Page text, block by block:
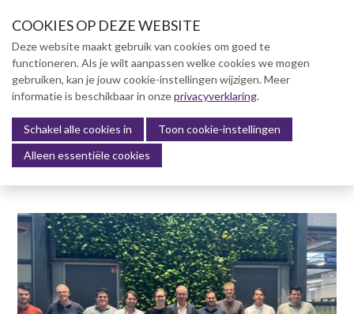
J
m
t
Menu
Over NVBK
NVBK Leden
Lidmaatschap
Kennisbank
Dag van de Bouwkosten 2025
Magazine
Kostenmanagement Bouw &
Infra (KM)
ABK-model 2023
COOKIES OP DEZE WEBSITE
Deze website maakt gebruik van cookies om goed te
functioneren. Als je wilt aanpassen welke cookies we mogen
gebruiken, kan je jouw cookie-instellingen wijzigen. Meer
informatie is beschikbaar in onzeprivacyverklaring.
Schakel alle cookies in
Toon cookie-instellingen
Alleen essentiële cookies